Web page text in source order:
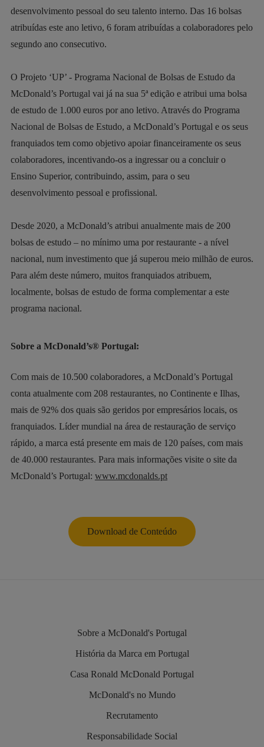
desenvolvimento pessoal do seu talento interno. Das 16 bolsas
atribuídas este ano letivo, 6 foram atribuídas a colaboradores pelo
segundo ano consecutivo.
O Projeto ‘UP’ - Programa Nacional de Bolsas de Estudo da
McDonald’s Portugal vai já na sua 5ª edição e atribui uma bolsa
de estudo de 1.000 euros por ano letivo. Através do Programa
Nacional de Bolsas de Estudo, a McDonald’s Portugal e os seus
franquiados tem como objetivo apoiar financeiramente os seus
colaboradores, incentivando-os a ingressar ou a concluir o
Ensino Superior, contribuindo, assim, para o seu
desenvolvimento pessoal e profissional.
Desde 2020, a McDonald’s atribui anualmente mais de 200
bolsas de estudo – no mínimo uma por restaurante - a nível
nacional, num investimento que já superou meio milhão de euros.
Para além deste número, muitos franquiados atribuem,
localmente, bolsas de estudo de forma complementar a este
programa nacional.
Sobre a McDonald’s® Portugal:
Com mais de 10.500 colaboradores, a McDonald’s Portugal
conta atualmente com 208 restaurantes, no Continente e Ilhas,
mais de 92% dos quais são geridos por empresários locais, os
franquiados. Líder mundial na área de restauração de serviço
rápido, a marca está presente em mais de 120 países, com mais
de 40.000 restaurantes. Para mais informações visite o site da
McDonald’s Portugal: www.mcdonalds.pt
Download de Conteúdo
Sobre a McDonald's Portugal
História da Marca em Portugal
Casa Ronald McDonald Portugal
McDonald's no Mundo
Recrutamento
Responsabilidade Social